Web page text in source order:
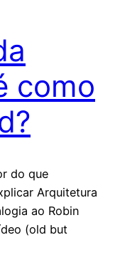
como
do que
Arquitetura
ao Robin
(old but